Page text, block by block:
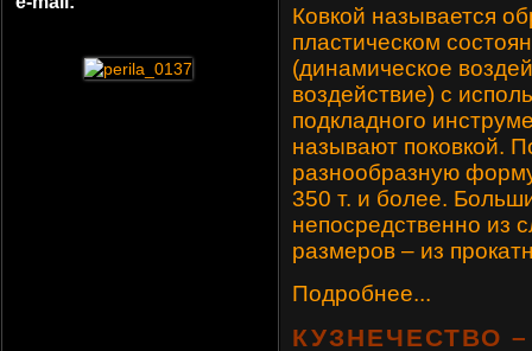
Ковкой называется
пластическом
(динамическое
воздействие) с
подкладного
называют поковкой.
разнообразную
350 т. и более.
непосредственно из
размеров – из
Подробнее...
КУЗНЕЧЕСТВО